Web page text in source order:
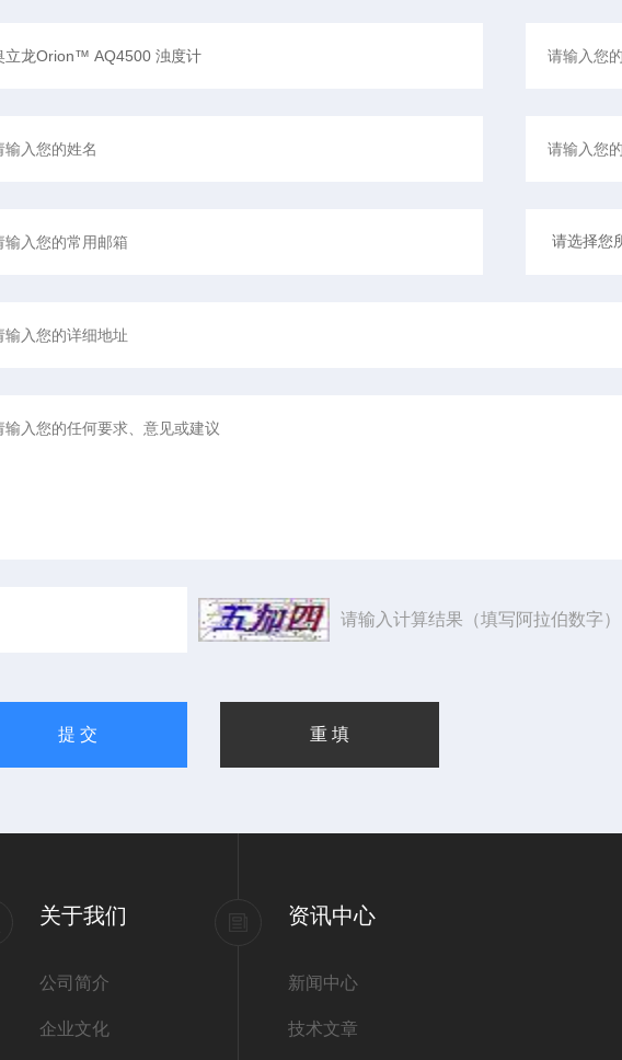
请输入计算结果（填写阿拉伯数字
关于我们
公司简介
企业文化
资讯中心
新闻中心
技术文章